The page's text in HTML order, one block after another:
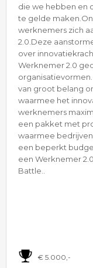
die we hebben en
te gelde
werknemers zich
2.0.Deze
over
Werknemer 2.0
van groot belang
waarmee het
werknemers
een pakket met
waarmee
een beperkt
een Werknemer
Battle..
€ 5.000,-